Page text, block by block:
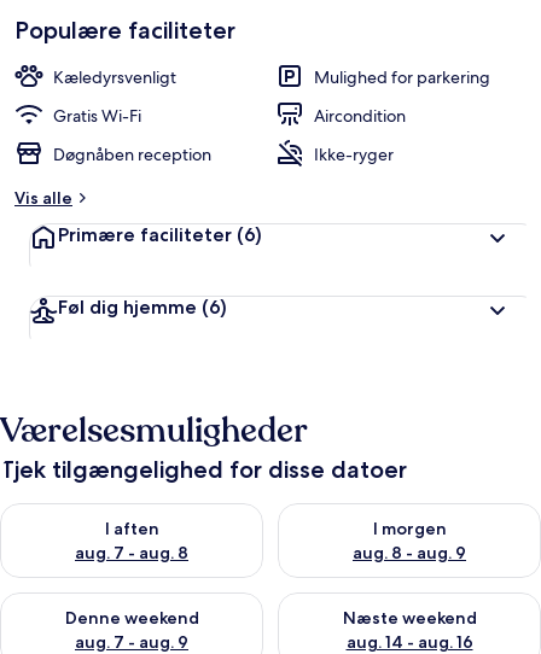
Populære faciliteter
Kæledyrsvenligt
Mulighed for parkering
Gratis Wi-Fi
Aircondition
Døgnåben reception
Ikke-ryger
Vis alle
Primære faciliteter (6)
Føl dig hjemme (6)
Værelsesmuligheder
Tjek tilgængelighed for disse datoer
I aften
aug. 7 - aug. 8
Tjek tilgængelighed for i aften aug. 7 - aug. 8
I morgen
aug. 8 - aug. 9
Tjek tilgængelighed for i
Denne weekend
aug. 7 - aug. 9
Tjek tilgængelighed for denne weekend aug. 7 - aug. 9
Næste weekend
aug. 14 - aug. 16
Tjek tilgængelighed for næste